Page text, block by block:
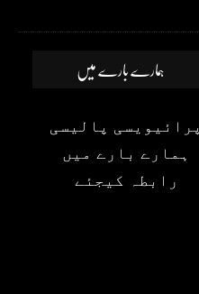
ہمارے بارے میں
پرائیویسی پالیسی
ہمارے بارے میں
رابطہ کیجئے